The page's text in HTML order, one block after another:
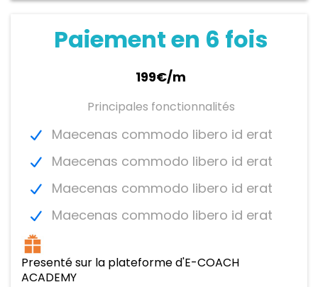
Paiement en 6 fois
199€/m
Principales fonctionnalités
Maecenas commodo libero id erat
Maecenas commodo libero id erat
Maecenas commodo libero id erat
Maecenas commodo libero id erat
Presenté sur la plateforme d'E-COACH
ACADEMY